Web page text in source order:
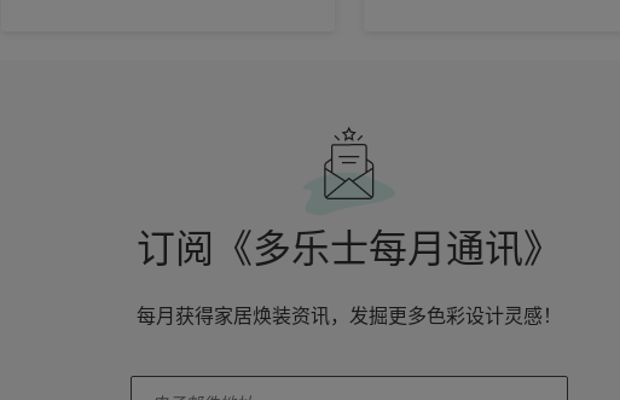
订阅《多乐士每月通讯》
每月获得家居焕装资讯，发掘更多色彩设计灵感！